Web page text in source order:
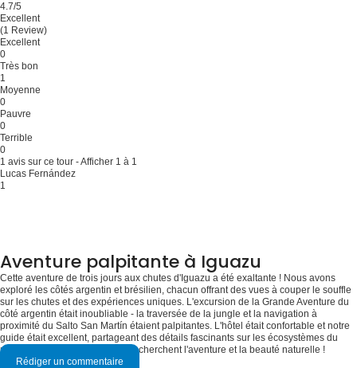
4.7/5
Excellent
(1 Review)
Excellent
0
Très bon
1
Moyenne
0
Pauvre
0
Terrible
0
1 avis sur ce tour - Afficher 1 à 1
Lucas Fernández
1
Aventure palpitante à Iguazu
Cette aventure de trois jours aux chutes d'Iguazu a été exaltante ! Nous avons
exploré les côtés argentin et brésilien, chacun offrant des vues à couper le souffle
sur les chutes et des expériences uniques. L'excursion de la Grande Aventure du
côté argentin était inoubliable - la traversée de la jungle et la navigation à
proximité du Salto San Martín étaient palpitantes. L'hôtel était confortable et notre
guide était excellent, partageant des détails fascinants sur les écosystèmes du
parc. Idéal pour tous ceux qui recherchent l'aventure et la beauté naturelle !
Rédiger un commentaire